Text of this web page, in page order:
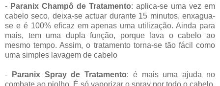
- Paranix Champô de Tratamento: aplica-se uma vez em
cabelo seco, deixa-se actuar durante 15 minutos, enxagua-
se e é 100% eficaz em apenas uma utilização. Ainda para
mais, tem uma dupla função, porque lava o cabelo ao
mesmo tempo. Assim, o tratamento torna-se tão fácil como
uma simples lavagem de cabelo
- Paranix Spray de Tratamento: é mais uma ajuda no
combate ao piolho. É só vaporizar o spray por todo o cabelo,